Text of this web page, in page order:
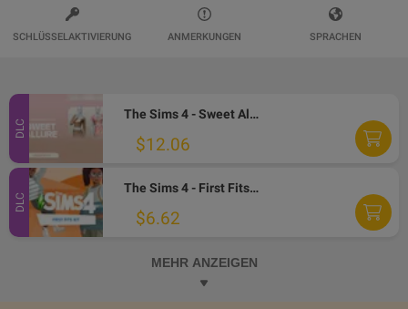
SCHLÜSSELAKTIVIERUNG ANMERKUNGEN SPRACHEN
DLC
The Sims 4 - Sweet Allure Kit DLC PC EA App CD Key
$12.06
DLC
The Sims 4 - First Fits Kit DLC EA App CD Key
$6.62
MEHR ANZEIGEN